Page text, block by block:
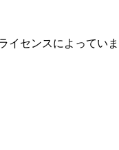
イセンスによってい